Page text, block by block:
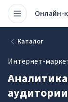
Онлайн-
Каталог
Интернет-